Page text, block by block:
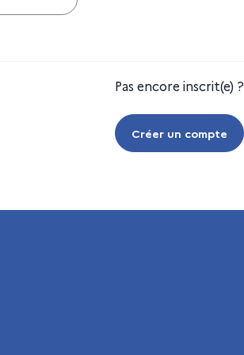
Pas encore inscrit(e) ?
Créer un compte